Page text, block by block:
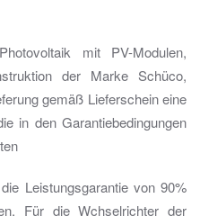
mit PV-Modulen,
der Marke Schüco,
gemäß Lieferschein eine
in den Garantiebedingungen
Leistungsgarantie von 90%
Für die Wchselrichter der